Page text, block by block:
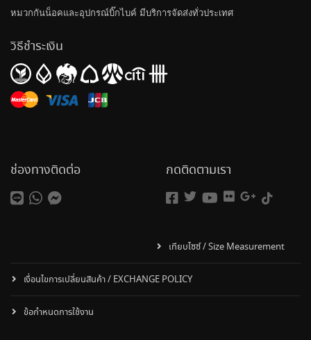
หมวกกันน็อคและอุปกรณ์บิ๊กไบค์ มีบริการจัดส่งทั่วประเทศ
วิธีชำระเงิน
ช่องทางติดต่อ กดติดตามเรา
เทียบไซซ์ / Size Measurement
เงื่อนไขการเปลี่ยนสินค้า / EXCHANGE POLICY
ข้อกำหนดการใช้งาน